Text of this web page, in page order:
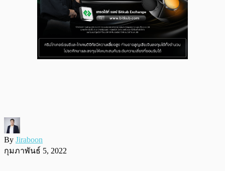
By Jiraboon
กุมภาพันธ์ 5, 2022